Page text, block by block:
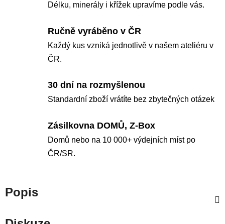
Délku, minerály i křížek upravíme podle vás.
Ručně vyráběno v ČR
Každý kus vzniká jednotlivě v našem ateliéru v
ČR.
30 dní na rozmyšlenou
Standardní zboží vrátíte bez zbytečných otázek
Zásilkovna DOMŮ, Z-Box
Domů nebo na 10 000+ výdejních míst po
ČR/SR.
Popis